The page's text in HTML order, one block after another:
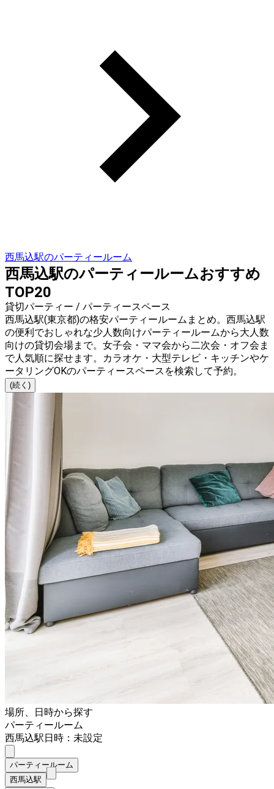
西馬込駅のパーティールーム
西馬込駅のパーティールームおすすめ
TOP20
貸切パーティー / パーティースペース
西馬込駅(東京都)の格安パーティールームまとめ。西馬込駅
の便利でおしゃれな少人数向けパーティールームから大人数
向けの貸切会場まで。女子会・ママ会から二次会・オフ会ま
で人気順に探せます。カラオケ・大型テレビ・キッチンやケ
ータリングOKのパーティースペースを検索して予約。
(続く)
場所、日時から探す
パーティールーム
西馬込駅日時：未設定
パーティールーム
西馬込駅